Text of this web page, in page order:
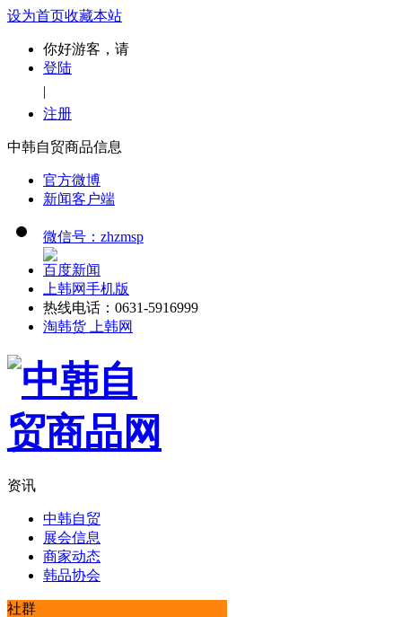
设为首页收藏本站
你好游客，请
登陆
|
注册
中韩自贸商品信息
官方微博
新闻客户端
微信号：zhzmsp
百度新闻
上韩网手机版
热线电话：0631-5916999
淘韩货 上韩网
资讯
中韩自贸
展会信息
商家动态
韩品协会
社群